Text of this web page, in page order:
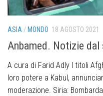
ASIA / MONDO 18 AGOSTO 2021
Anbamed. Notizie
A cura di Farid Adly I titoli
loro potere a Kabul,
moderazione. Siria: